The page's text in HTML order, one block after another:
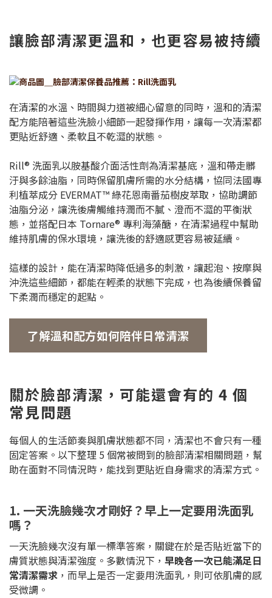
讓臉部清潔更溫和，也更容易被持續
在清潔的水溫、時間與力道被細心留意的同時，溫和的清潔
配方能陪著這些洗臉小細節一起發揮作用，讓每一次清潔都
更貼近舒適、柔軟且不乾澀的狀態。
Rill® 洗面乳以胺基酸介面活性劑為清潔基底，溫和帶走髒
汙與多餘油脂，同時保留肌膚所需的水分結構，協同法國專
利植萃成分 EVERMAT™ 綠花恩南番茄樹皮萃取，協助調節
油脂分泌，讓洗後膚觸維持潤而不膩、澄而不澀的平衡狀
態，並搭配日本 Tornare® 專利海藻醣，在清潔過程中幫助
維持肌膚的保水環境，讓洗後的舒適感更容易被延續。
這樣的設計，能在清潔時降低過多的刺激，讓起泡、按摩與
沖洗這些細節，都能在輕柔的狀態下完成，也為後續保養留
下柔潤而穩定的起點。
了解溫和配方如何陪伴日常清潔
關於臉部清潔，可能還會有的 4 個
常見問題
每個人的生活節奏與肌膚狀態都不同，清潔也不會只有一種
固定答案。以下整理 5 個常被問到的臉部清潔相關問題，幫
助在面對不同情況時，能找到更貼近自身需求的清潔方式。
1. 一天洗臉幾次才剛好？早上一定要用洗面乳
嗎？
一天洗臉幾次沒有單一標準答案，關鍵在於是否貼近當下的
膚質狀態與清潔強度。多數情況下， 早晚各一次已能滿足日
常清潔需求 ，而早上是否一定要用洗面乳，則可依肌膚的感
受微調。